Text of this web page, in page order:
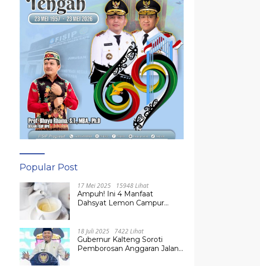
Popular Post
17 Mei 2025 15948 Lihat
Ampuh! Ini 4 Manfaat
Dahsyat Lemon Campur
18 Juli 2025 7422 Lihat
Gubernur Kalteng Soroti
Pemborosan Anggaran Jalan